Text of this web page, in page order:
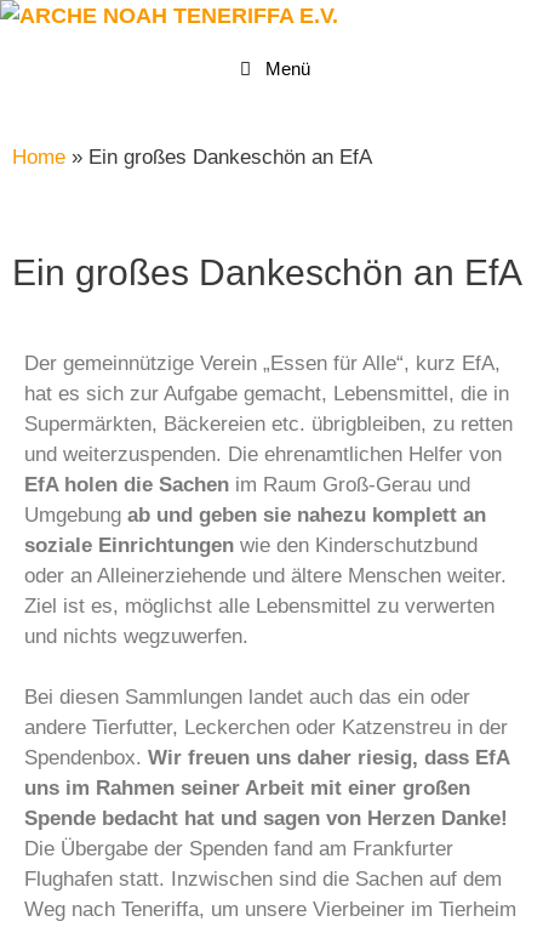
Menü
Home » Ein großes Dankeschön an EfA
Ein großes Dankeschön an EfA
Der gemeinnützige Verein „Essen für Alle“, kurz EfA,
hat es sich zur Aufgabe gemacht, Lebensmittel, die in
Supermärkten, Bäckereien etc. übrigbleiben, zu retten
und weiterzuspenden. Die ehrenamtlichen Helfer von
EfA holen die Sachen im Raum Groß-Gerau und
Umgebung ab und geben sie nahezu komplett an
soziale Einrichtungen wie den Kinderschutzbund
oder an Alleinerziehende und ältere Menschen weiter.
Ziel ist es, möglichst alle Lebensmittel zu verwerten
und nichts wegzuwerfen.
Bei diesen Sammlungen landet auch das ein oder
andere Tierfutter, Leckerchen oder Katzenstreu in der
Spendenbox. Wir freuen uns daher riesig, dass EfA
uns im Rahmen seiner Arbeit mit einer großen
Spende bedacht hat und sagen von Herzen Danke!
Die Übergabe der Spenden fand am Frankfurter
Flughafen statt. Inzwischen sind die Sachen auf dem
Weg nach Teneriffa, um unsere Vierbeiner im Tierheim